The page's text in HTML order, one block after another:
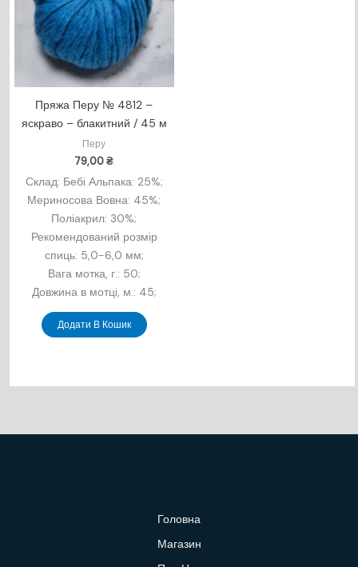
Пряжа Перу № 4812 –
яскраво – блакитний / 45 м
Перу
79,00₴
Склад: Бебi Альпака: 25%;
Мериносова Вовна: 45%;
Поліакрил: 30%;
Рекомендований розмір
спиць: 5,0-6,0 мм;
Вага мотка, г.: 50;
Довжина в мотцi, м.: 45;
Додати В Кошик
Головна
Магазин